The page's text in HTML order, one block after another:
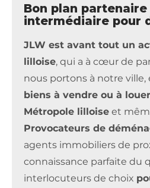
Bon plan partenaire
intermédiaire pour
JLW est avant tout un
lilloise, qui a à cœur de
nous portons à notre ville,
biens à vendre ou à
Métropole lilloise et
Provocateurs de
agents immobiliers de
connaissance parfaite du
interlocuteurs de choix